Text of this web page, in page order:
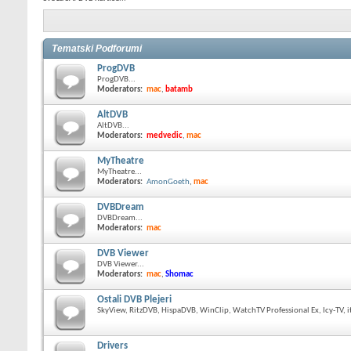
Tematski Podforumi
ProgDVB
ProgDVB...
Moderators: mac, batamb
AltDVB
AltDVB...
Moderators: medvedic, mac
MyTheatre
MyTheatre...
Moderators: AmonGoeth, mac
DVBDream
DVBDream...
Moderators: mac
DVB Viewer
DVB Viewer...
Moderators: mac, Shomac
Ostali DVB Plejeri
SkyView, RitzDVB, HispaDVB, WinClip, WatchTV Professional Ex, Icy-TV,
Drivers